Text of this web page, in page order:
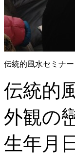
伝統的風水セミナ
伝統的
外観の
生年月